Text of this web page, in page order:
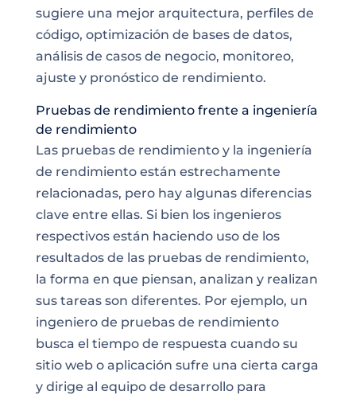
sugiere una mejor arquitectura, perfiles de
código, optimización de bases de datos,
análisis de casos de negocio, monitoreo,
ajuste y pronóstico de rendimiento.
Pruebas de rendimiento frente a ingeniería
de rendimiento
Las pruebas de rendimiento y la ingeniería
de rendimiento están estrechamente
relacionadas, pero hay algunas diferencias
clave entre ellas. Si bien los ingenieros
respectivos están haciendo uso de los
resultados de las pruebas de rendimiento,
la forma en que piensan, analizan y realizan
sus tareas son diferentes. Por ejemplo, un
ingeniero de pruebas de rendimiento
busca el tiempo de respuesta cuando su
sitio web o aplicación sufre una cierta carga
y dirige al equipo de desarrollo para